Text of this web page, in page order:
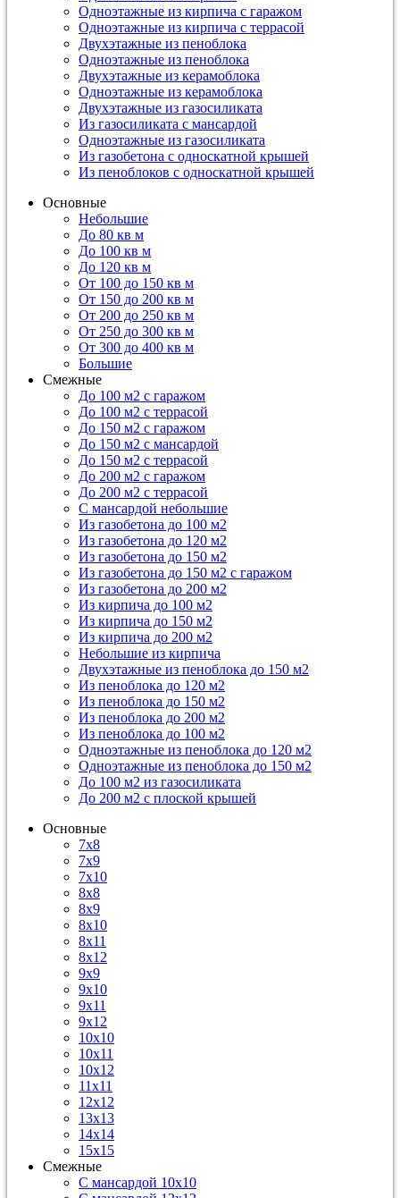
Одноэтажные из кирпича с гаражом
Одноэтажные из кирпича с террасой
Двухэтажные из пеноблока
Одноэтажные из пеноблока
Двухэтажные из керамоблока
Одноэтажные из керамоблока
Двухэтажные из газосиликата
Из газосиликата с мансардой
Одноэтажные из газосиликата
Из газобетона с односкатной крышей
Из пеноблоков с односкатной крышей
Основные
Небольшие
До 80 кв м
До 100 кв м
До 120 кв м
От 100 до 150 кв м
От 150 до 200 кв м
От 200 до 250 кв м
От 250 до 300 кв м
От 300 до 400 кв м
Большие
Смежные
До 100 м2 с гаражом
До 100 м2 с террасой
До 150 м2 с гаражом
До 150 м2 с мансардой
До 150 м2 с террасой
До 200 м2 с гаражом
До 200 м2 с террасой
С мансардой небольшие
Из газобетона до 100 м2
Из газобетона до 120 м2
Из газобетона до 150 м2
Из газобетона до 150 м2 с гаражом
Из газобетона до 200 м2
Из кирпича до 100 м2
Из кирпича до 150 м2
Из кирпича до 200 м2
Небольшие из кирпича
Двухэтажные из пеноблока до 150 м2
Из пеноблока до 120 м2
Из пеноблока до 150 м2
Из пеноблока до 200 м2
Из пеноблока до 100 м2
Одноэтажные из пеноблока до 120 м2
Одноэтажные из пеноблока до 150 м2
До 100 м2 из газосиликата
До 200 м2 с плоской крышей
Основные
7х8
7х9
7х10
8х8
8х9
8х10
8х11
8х12
9х9
9х10
9х11
9х12
10х10
10х11
10х12
11х11
12х12
13х13
14х14
15х15
Смежные
С мансардой 10х10